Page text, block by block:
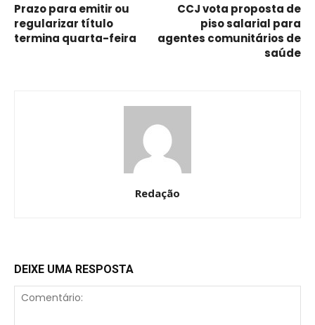
Prazo para emitir ou
regularizar título
termina quarta-feira
CCJ vota proposta de
piso salarial para
agentes comunitários de
saúde
Redação
DEIXE UMA RESPOSTA